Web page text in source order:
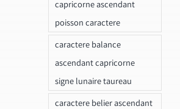
capricorne ascendant
poisson caractere
caractere balance
ascendant capricorne
signe lunaire taureau
caractere belier ascendant